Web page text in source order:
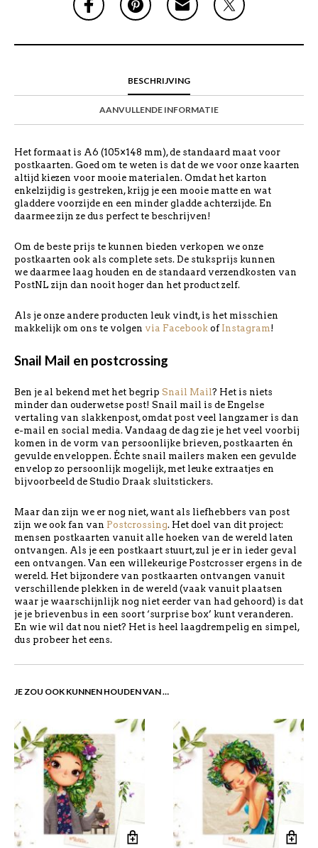
BESCHRIJVING
AANVULLENDE INFORMATIE
Het formaat is A6 (105×148 mm), de standaard maat voor
postkaarten. Goed om te weten is dat de we voor onze kaarten
altijd kiezen voor mooie materialen. Omdat het karton
enkelzijdig is gestreken, krijg je een mooie matte en wat
gladdere voorzijde en een minder gladde achterzijde. En
daarmee zijn ze dus perfect te beschrijven!
Om de beste prijs te kunnen bieden verkopen we onze
postkaarten ook als complete sets. De stuksprijs kunnen
we daarmee laag houden en de standaard verzendkosten van
PostNL zijn dan nooit hoger dan het product zelf.
Als je onze andere producten leuk vindt, is het misschien
makkelijk om ons te volgen via Facebook of Instagram !
Snail Mail en postcrossing
Ben je al bekend met het begrip Snail Mail ? Het is niets
minder dan ouderwetse post! Snail mail is de Engelse
vertaling van slakkenpost, omdat post veel langzamer is dan
e-mail en social media. Vandaag de dag zie je het veel voorbij
komen in de vorm van persoonlijke brieven, postkaarten én
gevulde enveloppen. Échte snail mailers maken een gevulde
envelop zo persoonlijk mogelijk, met leuke extraatjes en
bijvoorbeeld de Studio Draak sluitstickers.
Maar dan zijn we er nog niet, want als liefhebbers van post
zijn we ook fan van Postcrossing. Het doel van dit project:
mensen postkaarten vanuit alle hoeken van de wereld laten
ontvangen. Als je een postkaart stuurt, zul je er in ieder geval
een ontvangen. Van een willekeurige Postcrosser ergens in de
wereld. Het bijzondere van postkaarten ontvangen vanuit
verschillende plekken in de wereld (vaak vanuit plaatsen
waar je waarschijnlijk nog niet eerder van had gehoord) is dat
je je brievenbus in een soort ‘surprise box’ kunt veranderen.
En wie wil dat nou niet? Het is heel laagdrempelig en simpel,
dus probeer het eens.
JE ZOU OOK KUNNEN HOUDEN VAN …